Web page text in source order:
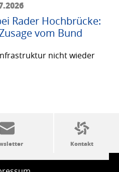
Rader Hochbrücke:
vom Bund
nicht wieder